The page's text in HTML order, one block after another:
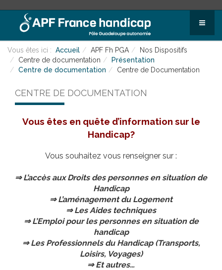
Vous êtes ici : Accueil APF Fh PGA
Nos Dispositifs
Centre de documentation
Présentation
Centre de documentation
Centre de Documentation
CENTRE DE DOCUMENTATION
Vous êtes en quête d’information sur le
Handicap?
Vous souhaitez vous renseigner sur :
⇒ L’accès aux Droits des personnes en situation de
Handicap
⇒ L’aménagement du Logement
⇒ Les Aides techniques
⇒ L’Emploi pour les personnes en situation de
handicap
⇒ Les Professionnels du Handicap (Transports,
Loisirs, Voyages)
⇒ Et autres…